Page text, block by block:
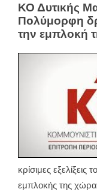
ΚΟ Δυτικής
Πολύμορφη
την εμπλοκή
κρίσιμες εξελίξεις
εμπλοκής της